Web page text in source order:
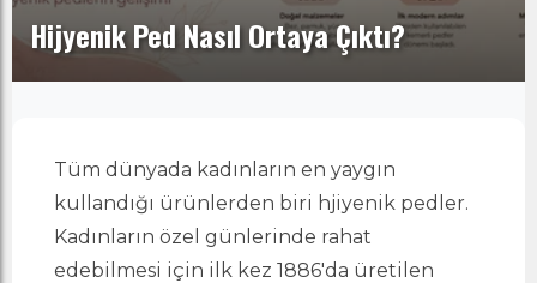
Hijyenik Ped Nasıl Ortaya Çıktı?
Tüm dünyada kadınların en yaygın
kullandığı ürünlerden biri hjiyenik pedler.
Kadınların özel günlerinde rahat
edebilmesi için ilk kez 1886'da üretilen